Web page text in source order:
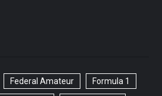
Federal Amateur Formula 1